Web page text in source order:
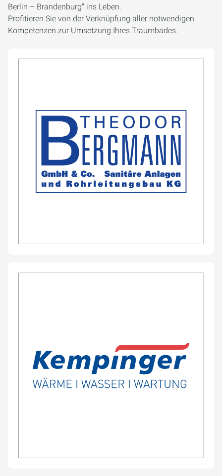
Berlin – Brandenburg“ ins Leben.
Profitieren Sie von der Verknüpfung aller notwendigen
Kompetenzen zur Umsetzung Ihres Traumbades.